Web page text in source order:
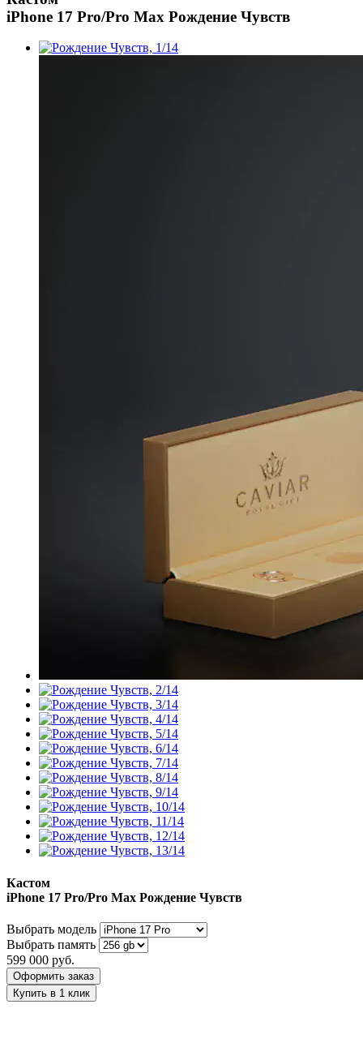
iPhone 17 Pro/Pro Max Рождение Чувств
Кастом
iPhone 17 Pro/Pro Max Рождение Чувств
Выбрать модель
Выбрать память
599 000 руб.
Оформить заказ
Купить в 1 клик